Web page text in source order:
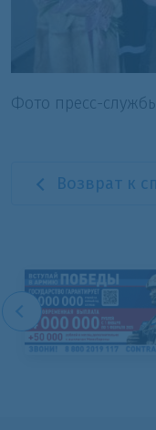
Фото пресс-
Возврат к